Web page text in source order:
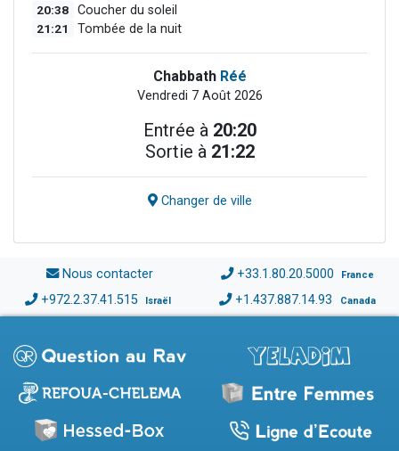
20:38 Coucher du soleil
21:21 Tombée de la nuit
Chabbath Réé
Vendredi 7 Août 2026
Entrée à 20:20
Sortie à 21:22
Changer de ville
Nous contacter +33.1.80.20.5000 France
+972.2.37.41.515 Israël +1.437.887.14.93 Canada